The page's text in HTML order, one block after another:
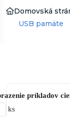
Domovská
USB pamäte
príkladov
ks